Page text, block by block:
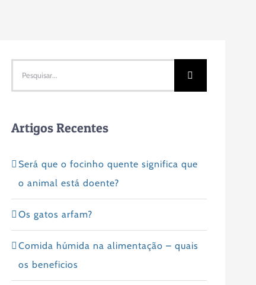
Artigos Recentes
Será que o focinho quente significa que
o animal está doente?
Os gatos arfam?
Comida húmida na alimentação – quais
os beneficios